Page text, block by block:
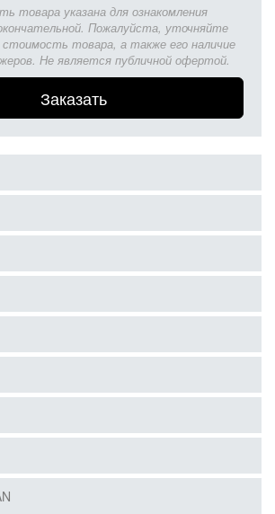
товара указана для ознакомления
Пожалуйста, уточняйте
товара, а также его наличие
Не является публичной офертой.
Заказать